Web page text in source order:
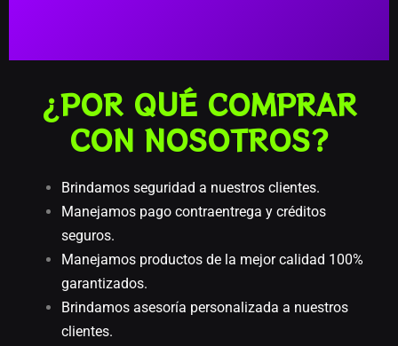
¿POR QUÉ COMPRAR
CON NOSOTROS?
Brindamos seguridad a nuestros clientes.
Manejamos pago contraentrega y créditos
seguros.
Manejamos productos de la mejor calidad 100%
garantizados.
Brindamos asesoría personalizada a nuestros
clientes.